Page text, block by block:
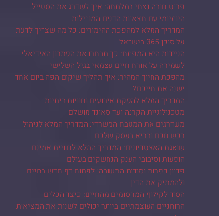
פריט חובה נצחי במלתחה: איך לשדרג את הסטייל
היומיומי עם חצאיות הדנים המובילות
המדריך המלא למהפכת ההימורים: כל מה שצריך לדעת
על סוכן 365 בישראל
הניידות היא המפתח: כך תבחרו את הפתרון האידיאלי
לשמירה על אורח חיים עצמאי בגיל השלישי
מהפכת החיוך המהיר: איך תהליך שיקום הפה ביום אחד
ישנה את חייכם?
המדריך המלא להפקת אירועים וחוויות ביתיות:
מטכנולוגיית הקרנה ועד סאונד מושלם
משדרגים את המטבח המשרדי: המדריך המלא לניהול
רכש חכם ובריא בעסק שלכם
שואגת האצטדיונים: המדריך המלא לחוויית אמינם
הופעות וסיבובי הענק הנחשקים בעולם
פדיון כפרות וסודות התשובה: לפתוח דף חדש בחיים
ולהמתיק את הדין
הסוד לקילוף המחסומים מהחיים: כיצד הכלים
הרוחניים העוצמתיים ביותר יכולים לשנות את המציאות